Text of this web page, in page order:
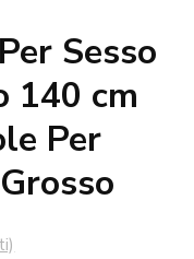
Sesso
140 cm
Per